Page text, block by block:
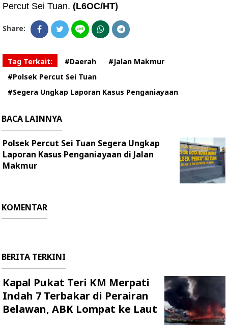
Percut Sei Tuan. (L6OC/HT)
Share:
Tag Terkait: #Daerah
#Jalan Makmur
#Polsek Percut Sei Tuan
#Segera Ungkap Laporan Kasus Penganiayaan
BACA LAINNYA
Polsek Percut Sei Tuan Segera Ungkap
Laporan Kasus Penganiayaan di Jalan
Makmur
KOMENTAR
BERITA TERKINI
Kapal Pukat Teri KM Merpati
Indah 7 Terbakar di Perairan
Belawan, ABK Lompat ke Laut